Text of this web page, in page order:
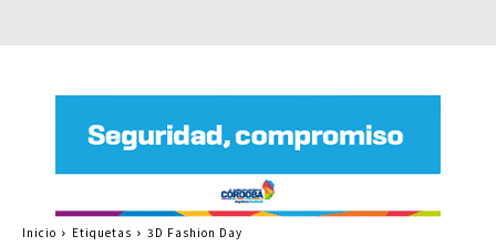
Inicio Etiquetas 3D Fashion Day